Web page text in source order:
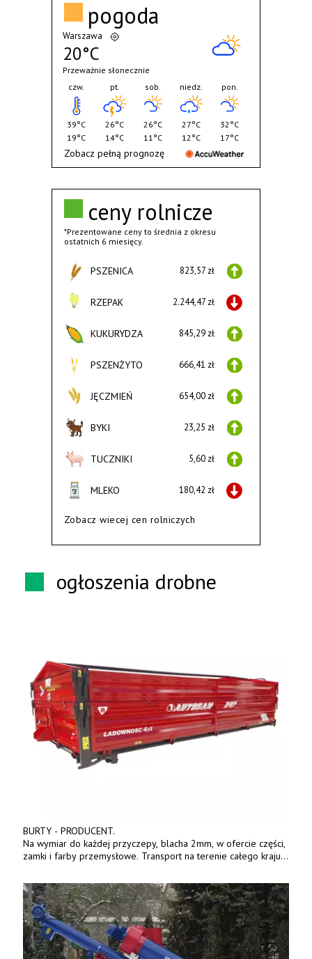
ceny rolnicze
*Prezentowane ceny to średnia z okresu
ostatnich 6 miesięcy.
PSZENICA 823,57 zł
RZEPAK 2.244,47 zł
KUKURYDZA 845,29 zł
PSZENŻYTO 666,41 zł
JĘCZMIEŃ 654,00 zł
BYKI 23,25 zł
TUCZNIKI 5,60 zł
MLEKO 180,42 zł
Zobacz wiecej cen rolniczych
pogoda
Warszawa
20°C
Przeważnie słonecznie
czw.
39°C
19°C
pt.
26°C
14°C
sob.
26°C
11°C
niedz.
27°C
12°C
pon.
32°C
17°C
Zobacz pełną prognozę
ogłoszenia drobne
BURTY - PRODUCENT.
Na wymiar do każdej przyczepy, blacha 2mm, w ofercie części,
zamki i farby przemysłowe. Transport na terenie całego kraju.